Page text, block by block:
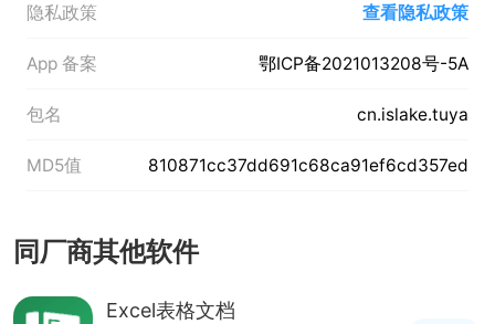
隐私政策 查看隐私政策
App 备案 鄂ICP备2021013208号-5A
包名 cn.islake.tuya
MD5值 810871cc37dd691c68ca91ef6cd357ed
同厂商其他软件
Excel表格文档